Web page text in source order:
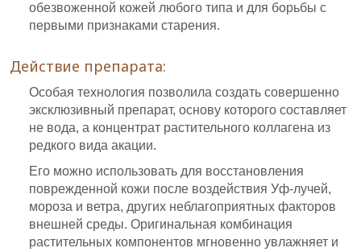
обезвоженной кожей любого типа и для борьбы с
первыми признаками старения.
Действие препарата:
Особая технология позволила создать совершенно
эксклюзивный препарат, основу которого составляет
не вода, а концентрат растительного коллагена из
редкого вида акации.
Его можно использовать для восстановления
поврежденной кожи после воздействия Уф-лучей,
мороза и ветра, других неблагоприятных факторов
внешней среды. Оригинальная комбинация
растительных компонентов мгновенно увлажняет и